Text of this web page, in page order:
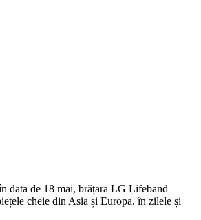
data de 18 mai, brățara LG Lifeband
cheie din Asia și Europa, în zilele și